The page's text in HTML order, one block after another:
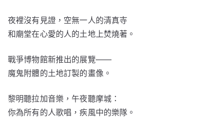
夜裡沒有見證，空無一人的清真寺
和廟堂在心愛的人的土地上焚燒著。
戰爭博物館新推出的展覽——
魔鬼附體的土地訂製的畫像。
黎明聽拉加音樂，午夜聽摩城：
你為所有的人歌唱，疾風中的樂隊。